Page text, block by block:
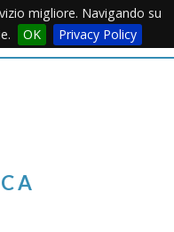
migliore. Navigando su
OK Privacy PolicyMenu